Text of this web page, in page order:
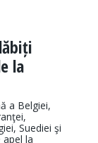
la
a Belgiei,
Suediei şi
la